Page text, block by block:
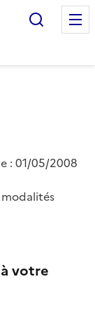
: 01/05/2008
votre